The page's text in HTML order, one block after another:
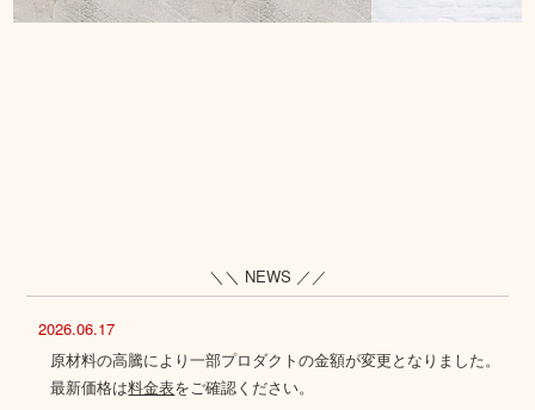
＼＼ NEWS ／／
2026.06.17
原材料の高騰により一部プロダクトの金額が変更となりました。
最新価格は料金表をご確認ください。